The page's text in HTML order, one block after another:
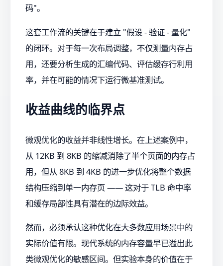
码"。
这套工作流的关键在于建立 "假设 - 验证 - 量化"
的闭环。对于每一次布局调整，不仅测量内存占
用，还要分析生成的汇编代码、评估缓存行利用
率，并在可能的情况下运行微基准测试。
收益曲线的临界点
微观优化的收益并非线性增长。在上述案例中，
从 12KB 到 8KB 的缩减消除了半个页面的内存占
用，但从 8KB 到 4KB 的进一步优化将整个数据
结构压缩到单一内存页 —— 这对于 TLB 命中率
和缓存局部性具有潜在的边际效益。
然而，必须承认这种优化在大多数应用场景中的
实际价值有限。现代系统的内存容量早已溢出此
类微观优化的敏感区间。但实验本身的价值在于